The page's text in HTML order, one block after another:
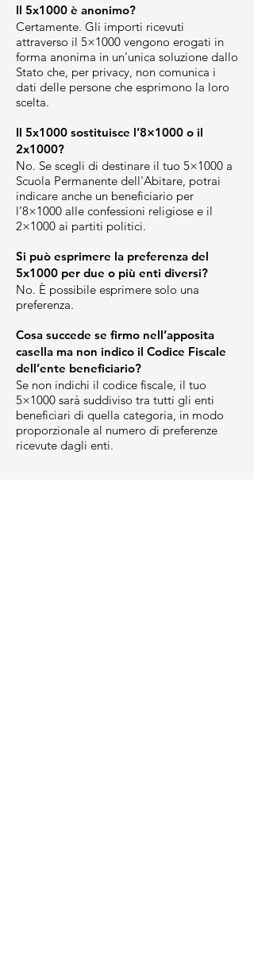
Il 5x1000 è anonimo?
Certamente. Gli importi ricevuti
attraverso il 5×1000 vengono erogati in
forma anonima in un’unica soluzione dallo
Stato che, per privacy, non comunica i
dati delle persone che esprimono la loro
scelta.
Il 5x1000 sostituisce l’8×1000 o il
2x1000?
No. Se scegli di destinare il tuo 5×1000 a
Scuola Permanente dell'Abitare, potrai
indicare anche un beneficiario per
l’8×1000 alle confessioni religiose e il
2×1000 ai partiti politici.
Si può esprimere la preferenza del
5x1000 per due o più enti diversi?
No. È possibile esprimere solo una
preferenza.
Cosa succede se firmo nell’apposita
casella ma non indico il Codice Fiscale
dell’ente beneficiario?
Se non indichi il codice fiscale, il tuo
5×1000 sarà suddiviso tra tutti gli enti
beneficiari di quella categoria, in modo
proporzionale al numero di preferenze
ricevute dagli enti.